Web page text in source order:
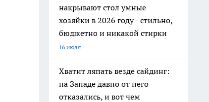
накрывают стол умные
хозяйки в 2026 году - стильно,
бюджетно и никакой стирки
16 июля
Хватит ляпать везде сайдинг:
на Западе давно от него
отказались, и вот чем